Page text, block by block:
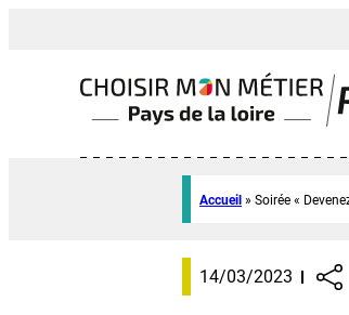
Accueil » Soirée «
14/03/2023